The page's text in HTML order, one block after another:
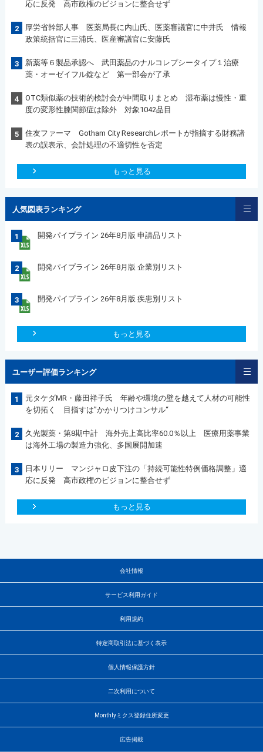
応に反発 高市政権のビジョンに整合せず
2
厚労省幹部人事 医薬局長に内山氏、医薬審議官に中井氏 情報
政策統括官に三浦氏、医産審議官に安藤氏
3
新薬等６製品承認へ 武田薬品のナルコレプシータイプ１治療
薬・オーゼイフル錠など 第一部会が了承
4
OTC類似薬の技術的検討会が中間取りまとめ 湿布薬は慢性・重
度の変形性膝関節症は除外 対象1042品目
5
住友ファーマ Gotham City Researchレポートが指摘する財務諸
表の誤表示、会計処理の不適切性を否定
もっと見る
人気図表ランキング
1 開発パイプライン 26年8月版 申請品リスト
2 開発パイプライン 26年8月版 企業別リスト
3 開発パイプライン 26年8月版 疾患別リスト
もっと見る
ユーザー評価ランキング
1
元タケダMR・藤田祥子氏 年齢や環境の壁を越えて人材の可能性
を切拓く 目指すは”かかりつけコンサル“
2
久光製薬・第8期中計 海外売上高比率60.0％以上 医療用薬事業
は海外工場の製造力強化、多国展開加速
3
日本リリー マンジャロ皮下注の「持続可能性特例価格調整」適
応に反発 高市政権のビジョンに整合せず
もっと見る
会社情報
サービス利用ガイド
利用規約
特定商取引法に基づく表示
個人情報保護方針
二次利用について
Monthlyミクス登録住所変更
広告掲載